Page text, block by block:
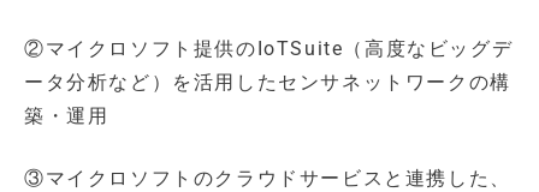
②マイクロソフト提供のIoTSuite（高度なビッグデ
ータ分析など）を活用したセンサネットワークの構
築・運用
③マイクロソフトのクラウドサービスと連携した、